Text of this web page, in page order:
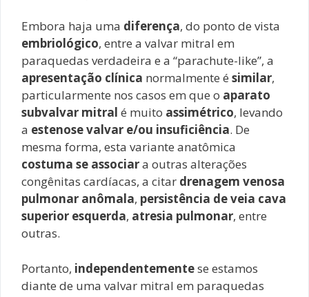
Embora haja uma diferença, do ponto de vista
embriológico, entre a valvar mitral em
paraquedas verdadeira e a “parachute-like”, a
apresentação clínica normalmente é similar,
particularmente nos casos em que o aparato
subvalvar mitral é muito assimétrico, levando
a estenose valvar e/ou insuficiência. De
mesma forma, esta variante anatômica
costuma se associara outras alterações
congênitas cardíacas, a citar drenagem venosa
pulmonar anômala, persistência de veia cava
superior esquerda, atresia pulmonar, entre
outras.
Portanto, independentementese estamos
diante de uma valvar mitral em paraquedas